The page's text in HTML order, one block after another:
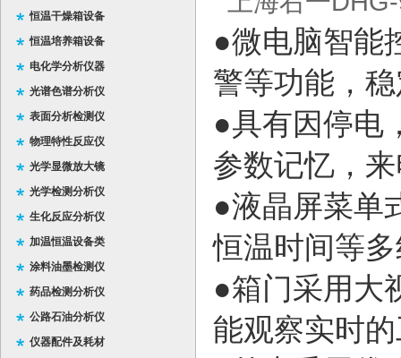
恒温干燥箱设备
恒温培养箱设备
电化学分析仪器
光谱色谱分析仪
表面分析检测仪
物理特性反应仪
光学显微放大镜
光学检测分析仪
生化反应分析仪
加温恒温设备类
涂料油墨检测仪
药品检测分析仪
公路石油分析仪
仪器配件及耗材
●微电脑智能
警等功能，
●具有因停电
参数记忆，
●液晶屏菜单
恒温时间等
●箱门采用大
能观察实时